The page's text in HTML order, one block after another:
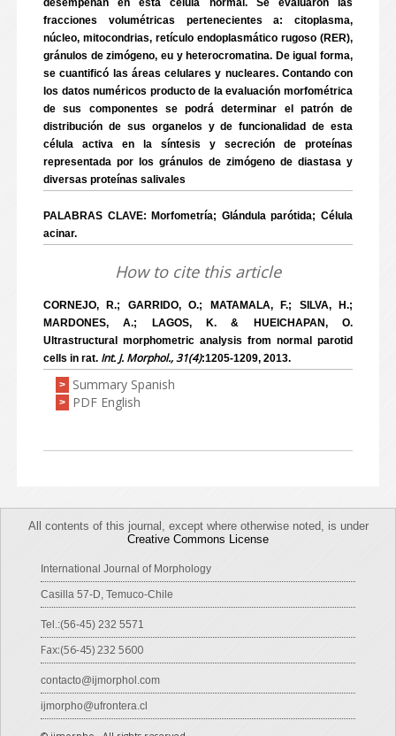
desempeñan en esta célula normal. Se evaluaron las
fracciones volumétricas pertenecientes a: citoplasma,
núcleo, mitocondrias, retículo endoplasmático rugoso (RER),
gránulos de zimógeno, eu y heterocromatina. De igual forma,
se cuantificó las áreas celulares y nucleares. Contando con
los datos numéricos producto de la evaluación morfométrica
de sus componentes se podrá determinar el patrón de
distribución de sus organelos y de funcionalidad de esta
célula activa en la síntesis y secreción de proteínas
representada por los gránulos de zimógeno de diastasa y
diversas proteínas salivales
PALABRAS CLAVE: Morfometría; Glándula parótida; Célula
acinar.
How to cite this article
CORNEJO, R.; GARRIDO, O.; MATAMALA, F.; SILVA, H.;
MARDONES, A.; LAGOS, K. & HUEICHAPAN, O.
Ultrastructural morphometric analysis from normal parotid
cells in rat. Int. J. Morphol., 31(4):1205-1209, 2013.
> Summary Spanish
> PDF English
All contents of this journal, except where otherwise noted, is under
Creative Commons License
International Journal of Morphology
Casilla 57-D, Temuco-Chile
Tel.:(56-45) 232 5571
Fax:(56-45) 232 5600
contacto@ijmorphol.com
ijmorpho@ufrontera.cl